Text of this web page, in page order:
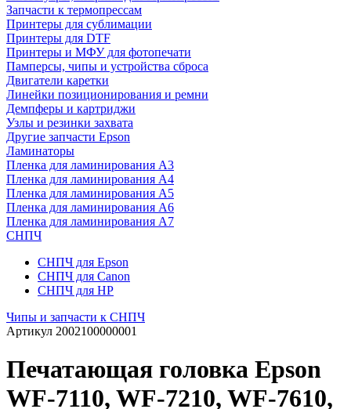
Запчасти к термопрессам
Принтеры для сублимации
Принтеры для DTF
Принтеры и МФУ для фотопечати
Памперсы, чипы и устройства сброса
Двигатели каретки
Линейки позиционирования и ремни
Демпферы и картриджи
Узлы и резинки захвата
Другие запчасти Epson
Ламинаторы
Пленка для ламинирования А3
Пленка для ламинирования А4
Пленка для ламинирования А5
Пленка для ламинирования А6
Пленка для ламинирования А7
СНПЧ
СНПЧ для Epson
СНПЧ для Canon
СНПЧ для HP
Чипы и запчасти к СНПЧ
Артикул 2002100000001
Печатающая головка Epson
WF-7110, WF-7210, WF-7610,